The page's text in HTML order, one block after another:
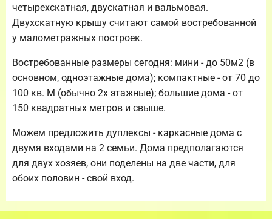
четырехскатная, двускатная и вальмовая.
Двухскатную крышу считают самой востребованной
у малометражных построек.
Востребованные размеры сегодня: мини - до 50м2 (в
основном, одноэтажные дома); компактные - от 70 до
100 кв. М (обычно 2х этажные); большие дома - от
150 квадратных метров и свыше.
Можем предложить дуплексы - каркасные дома с
двумя входами на 2 семьи. Дома предполагаются
для двух хозяев, они поделены на две части, для
обоих половин - свой вход.